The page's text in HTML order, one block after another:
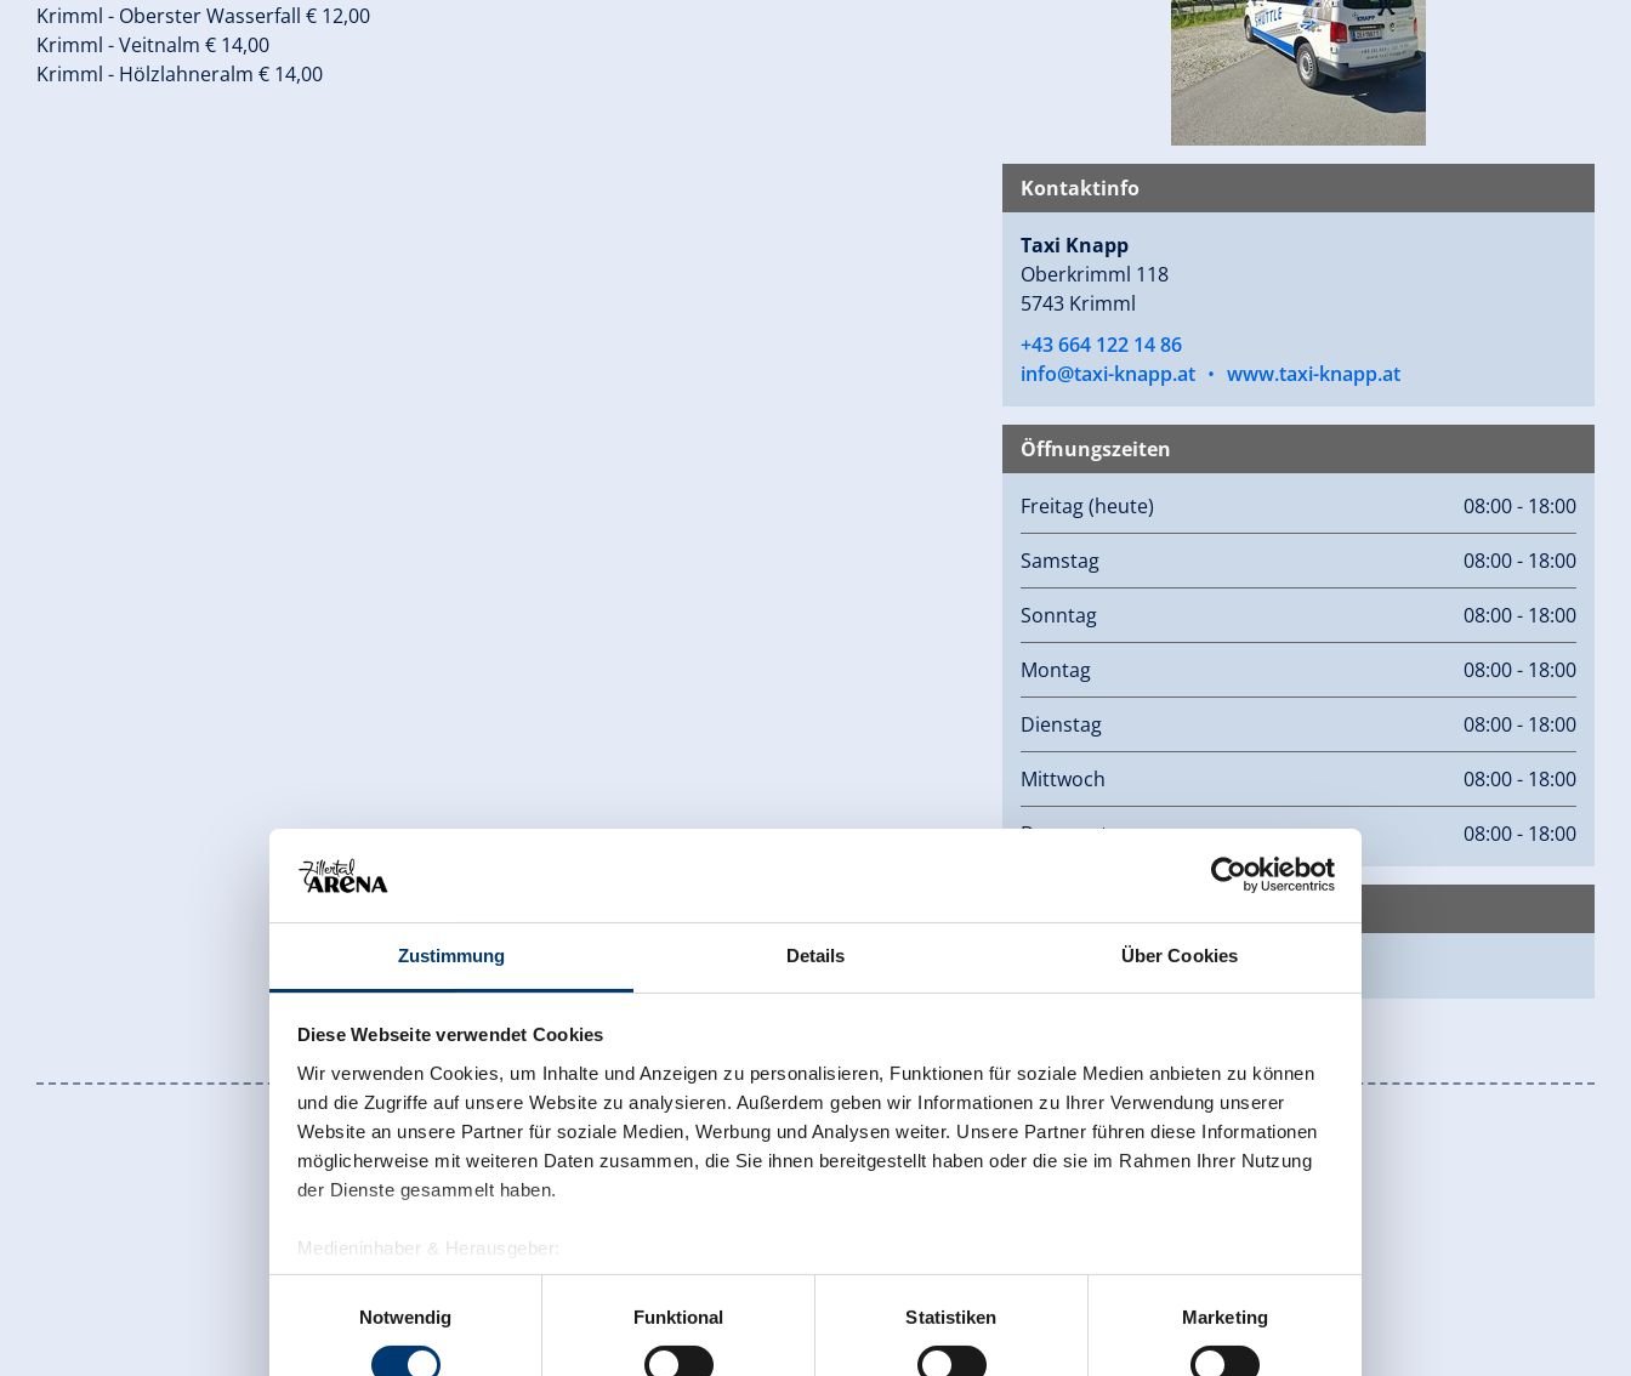
Zustimmung Details Über Cookies
Diese Webseite verwendet Cookies
Wir verwenden Cookies, um Inhalte und Anzeigen zu personalisieren, Funktionen für soziale Medien anbieten zu können
und die Zugriffe auf unsere Website zu analysieren. Außerdem geben wir Informationen zu Ihrer Verwendung unserer
Website an unsere Partner für soziale Medien, Werbung und Analysen weiter. Unsere Partner führen diese Informationen
möglicherweise mit weiteren Daten zusammen, die Sie ihnen bereitgestellt haben oder die sie im Rahmen Ihrer Nutzung
der Dienste gesammelt haben.
Medieninhaber & Herausgeber:
Zeller Bergbahnen Zillertal GmbH & Co KG
Rohr 23// A-6280 Zell am Ziller
www.zillertalarena.com
Notwendig
Funktional Statistiken Marketing
Krimml - Oberster Wasserfall € 12,00
Krimml - Veitnalm € 14,00
Krimml - Hölzlahneralm € 14,00
Kontaktinfo
Taxi Knapp
Oberkrimml 118
5743 Krimml
+43 664 122 14 86
info@taxi-knapp.at • www.taxi-knapp.at
Öffnungszeiten
Freitag(heute) 08:00 - 18:00
Samstag 08:00 - 18:00
Sonntag 08:00 - 18:00
Montag 08:00 - 18:00
Dienstag 08:00 - 18:00
Mittwoch 08:00 - 18:00
Donnerstag 08:00 - 18:00
Homepage
Zurück zur Übersicht
Jetzt für den newsletter anmelden! Anmelden